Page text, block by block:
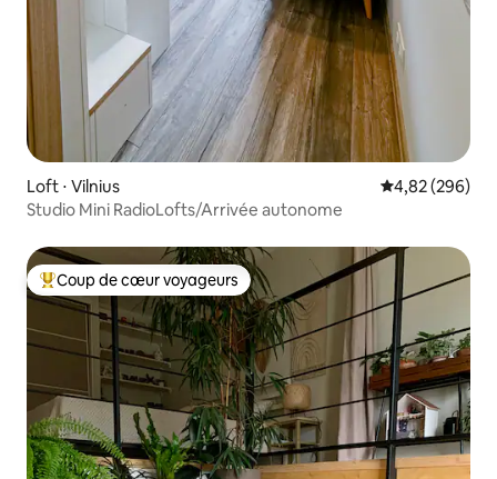
Loft ⋅ Vilnius Évaluation
4,82 (296)
Studio Mini RadioLofts/Arrivée autonome
Coups de cœur voyageurs les plus appréciés
Coup de cœur voyageurs